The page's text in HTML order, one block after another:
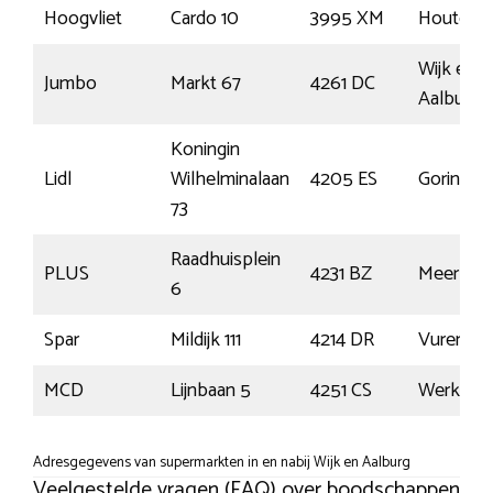
Hoogvliet
Cardo 10 3995 XM
Houten
Jumbo
Markt 67 4261 DC
Wijk en
Aalburg
Lidl
Koningin
Wilhelminalaan
73
4205 ES
PLUS
Raadhuisplein
6
4231 BZ
Meerkerk
Spar
Mildijk 111 4214 DR
Vuren
MCD
Lijnbaan 5 4251 CS
Adresgegevens van supermarkten in en nabij Wijk en Aalburg